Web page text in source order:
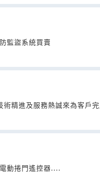
監盜系統買賣
精進及服務熱誠來為客戶
動捲門遙控器....